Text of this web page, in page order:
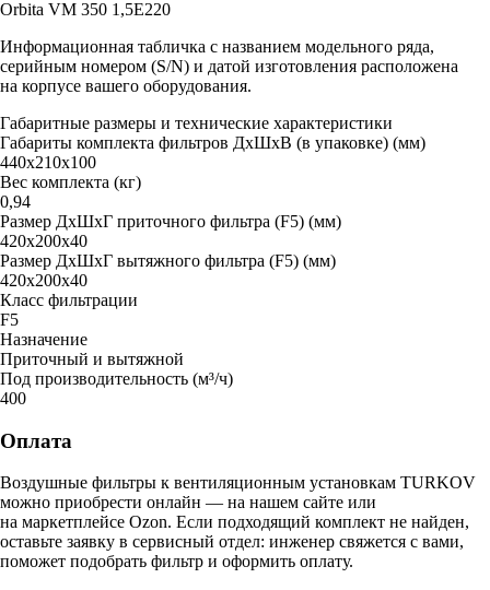
Orbita VM 350 1,5E220
Информационная табличка с названием модельного ряда,
серийным номером (S/N) и датой изготовления расположена
на корпусе вашего оборудования.
Габаритные размеры и технические характеристики
Габариты комплекта фильтров ДxШxВ (в упаковке) (мм)
440х210х100
Вес комплекта (кг)
0,94
Размер ДxШxГ приточного фильтра (F5) (мм)
420х200х40
Размер ДxШxГ вытяжного фильтра (F5) (мм)
420х200х40
Класс фильтрации
F5
Назначение
Приточный и вытяжной
Под производительность (м³/ч)
400
Оплата
Воздушные фильтры к вентиляционным установкам TURKOV
можно приобрести онлайн — на нашем сайте или
на маркетплейсе Ozon. Если подходящий комплект не найден,
оставьте заявку в сервисный отдел: инженер свяжется с вами,
поможет подобрать фильтр и оформить оплату.